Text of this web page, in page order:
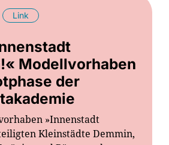
Link
Modellvorhaben
der
»Innenstadt
Kleinstädte Demmin,